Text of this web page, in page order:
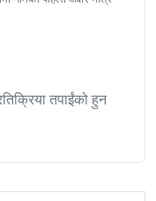
तपाईंको हुन